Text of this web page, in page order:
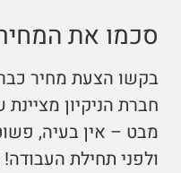
סכמו את
בקשו הצעת מחיר כבר
חברת הניקיון
מבט – אין בעיה,
ולפני תחילת העבודה!